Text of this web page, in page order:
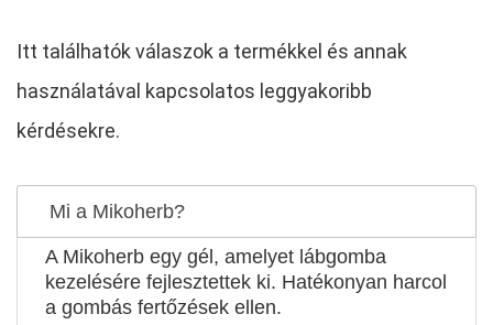
Itt találhatók válaszok a termékkel és annak
használatával kapcsolatos leggyakoribb
kérdésekre.
Mi a Mikoherb?
A Mikoherb egy gél, amelyet lábgomba
kezelésére fejlesztettek ki. Hatékonyan harcol
a gombás fertőzések ellen.